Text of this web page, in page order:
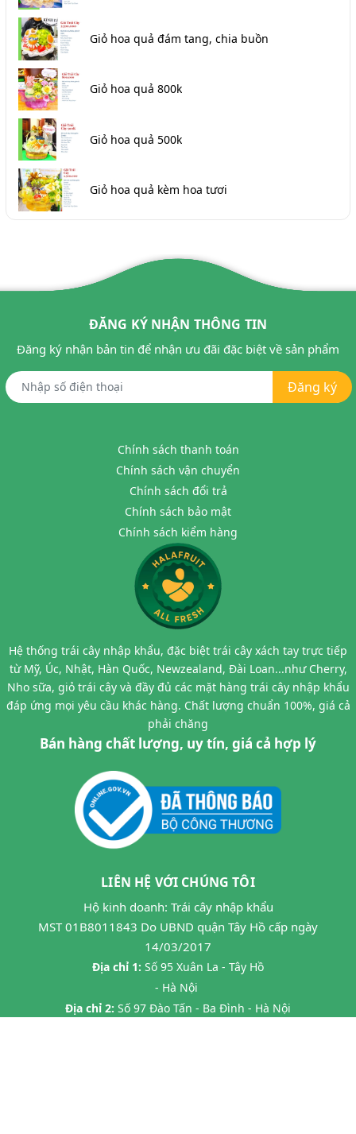
Giỏ hoa quả đám tang, chia buồn
Giỏ hoa quả 800k
Giỏ hoa quả 500k
Giỏ hoa quả kèm hoa tươi
ĐĂNG KÝ NHẬN THÔNG TIN
Đăng ký nhận bản tin để nhận ưu đãi đặc biệt về sản phẩm
Đăng ký
Chính sách thanh toán
Chính sách vận chuyển
Chính sách đổi trả
Chính sách bảo mật
Chính sách kiểm hàng
Hệ thống trái cây nhập khẩu, đặc biệt trái cây xách tay trực tiếp
từ Mỹ, Úc, Nhật, Hàn Quốc, Newzealand, Đài Loan...như Cherry,
Nho sữa, giỏ trái cây và đầy đủ các mặt hàng trái cây nhập khẩu
đáp ứng mọi yêu cầu khác hàng. Chất lượng chuẩn 100%, giá cả
phải chăng
Bán hàng chất lượng, uy tín, giá cả hợp lý
LIÊN HỆ VỚI CHÚNG TÔI
Hộ kinh doanh: Trái cây nhập khẩu
MST 01B8011843 Do UBND quận Tây Hồ cấp ngày
14/03/2017
Địa chỉ 1: Số 95 Xuân La - Tây Hồ
- Hà Nội
Địa chỉ 2: Số 97 Đào Tấn - Ba Đình - Hà Nội